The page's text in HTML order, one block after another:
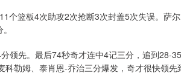
个篮板4次助攻2次抢断3次封盖5次失误。萨
领先。最后74秒奇才连中4记三分，追到28-
勒姆、泰肖恩-乔治三分爆发，奇才很快领